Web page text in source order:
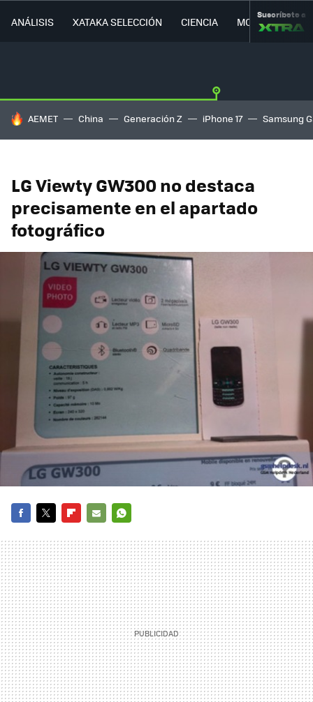
ANÁLISIS XATAKA SELECCIÓN CIENCIA MOVILIDAD
Suscríbete a
HOY SE HABLA DE
AEMET China Generación Z iPhone 17 Samsung
LG Viewty GW300 no destaca
precisamente en el apartado
fotográfico
MAIL